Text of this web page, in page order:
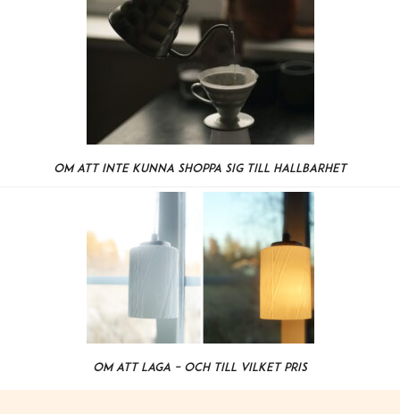
Om att inte kunna shoppa sig till hållbarhet
Om att laga – och till vilket pris